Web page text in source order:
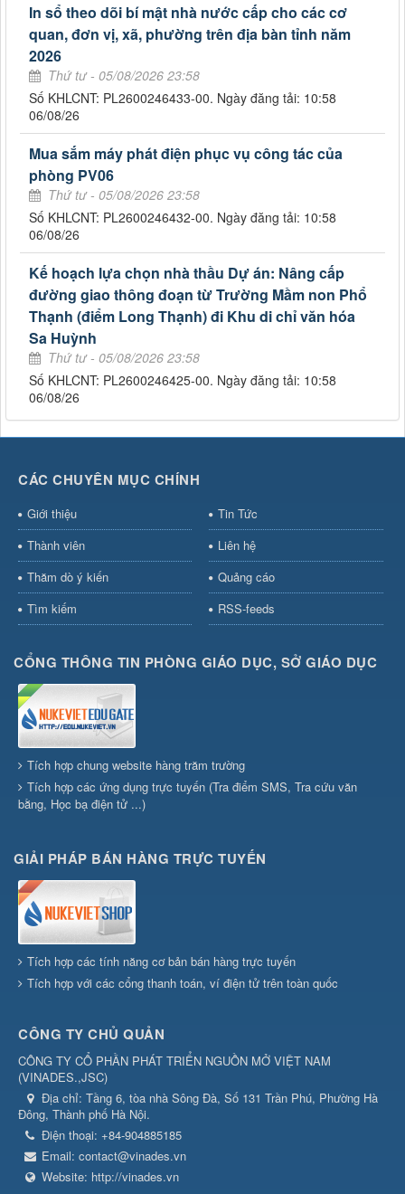
In sổ theo dõi bí mật nhà nước cấp cho các cơ
quan, đơn vị, xã, phường trên địa bàn tỉnh năm
2026
Thứ tư - 05/08/2026 23:58
Số KHLCNT: PL2600246433-00. Ngày đăng tải: 10:58
06/08/26
Mua sắm máy phát điện phục vụ công tác của
phòng PV06
Thứ tư - 05/08/2026 23:58
Số KHLCNT: PL2600246432-00. Ngày đăng tải: 10:58
06/08/26
Kế hoạch lựa chọn nhà thầu Dự án: Nâng cấp
đường giao thông đoạn từ Trường Mầm non Phổ
Thạnh (điểm Long Thạnh) đi Khu di chỉ văn hóa
Sa Huỳnh
Thứ tư - 05/08/2026 23:58
Số KHLCNT: PL2600246425-00. Ngày đăng tải: 10:58
06/08/26
CÁC CHUYÊN MỤC CHÍNH
Giới thiệu
Tin Tức
Thành viên
Liên hệ
Thăm dò ý kiến
Quảng cáo
Tìm kiếm
RSS-feeds
CỔNG THÔNG TIN PHÒNG GIÁO DỤC, SỞ GIÁO DỤC
Tích hợp chung website hàng trăm trường
Tích hợp các ứng dụng trực tuyến (Tra điểm SMS, Tra cứu văn
bằng, Học bạ điện tử ...)
GIẢI PHÁP BÁN HÀNG TRỰC TUYẾN
Tích hợp các tính năng cơ bản bán hàng trực tuyến
Tích hợp với các cổng thanh toán, ví điện tử trên toàn quốc
CÔNG TY CHỦ QUẢN
CÔNG TY CỔ PHẦN PHÁT TRIỂN NGUỒN MỞ VIỆT NAM
(VINADES.,JSC)
Địa chỉ: Tầng 6, tòa nhà Sông Đà, Số 131 Trần Phú, Phường Hà
Đông, Thành phố Hà Nội.
Điện thoại: +84-904885185
Email: contact@vinades.vn
Website: http://vinades.vn